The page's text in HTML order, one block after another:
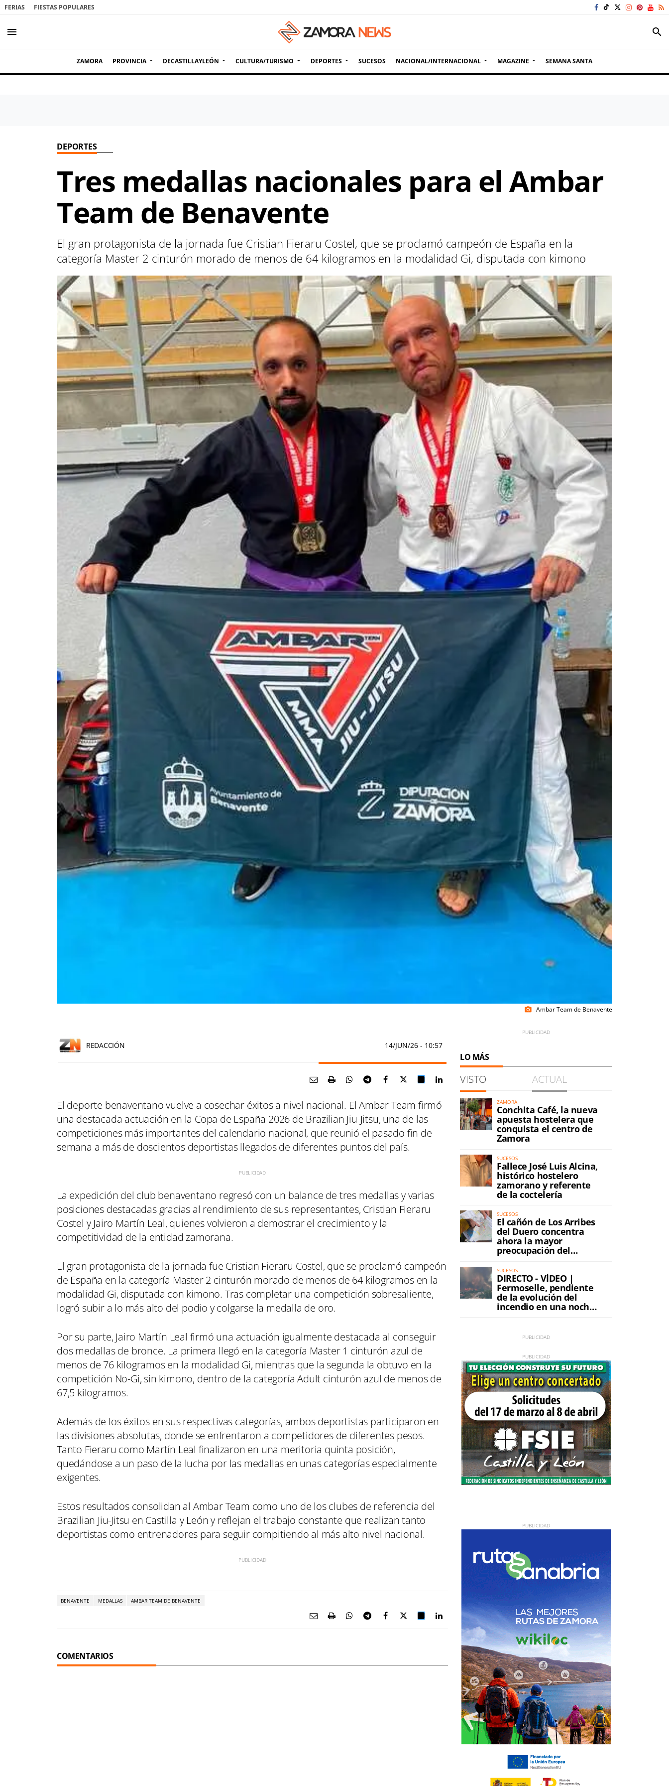
FERIAS FIESTAS POPULARES
menu search
ZAMORA PROVINCIA DECASTILLAYLEÓN CULTURA/TURISMO DEPORTES SUCESOS NACIONAL/INTERNACIONAL MAGAZINE SEMANA SANTA
DEPORTES
Tres medallas nacionales para el Ambar
Team de Benavente
El gran protagonista de la jornada fue Cristian Fieraru Costel, que se proclamó campeón de España en la
categoría Master 2 cinturón morado de menos de 64 kilogramos en la modalidad Gi, disputada con kimono
photo_camera Ambar Team de Benavente
REDACCIÓN 14/JUN/26 - 10:57
El deporte benaventano vuelve a cosechar éxitos a nivel nacional. El Ambar Team firmó
una destacada actuación en la Copa de España 2026 de Brazilian Jiu-Jitsu, una de las
competiciones más importantes del calendario nacional, que reunió el pasado fin de
semana a más de doscientos deportistas llegados de diferentes puntos del país.
La expedición del club benaventano regresó con un balance de tres medallas y varias
posiciones destacadas gracias al rendimiento de sus representantes, Cristian Fieraru
Costel y Jairo Martín Leal, quienes volvieron a demostrar el crecimiento y la
competitividad de la entidad zamorana.
El gran protagonista de la jornada fue Cristian Fieraru Costel, que se proclamó campeón
de España en la categoría Master 2 cinturón morado de menos de 64 kilogramos en la
modalidad Gi, disputada con kimono. Tras completar una competición sobresaliente,
logró subir a lo más alto del podio y colgarse la medalla de oro.
Por su parte, Jairo Martín Leal firmó una actuación igualmente destacada al conseguir
dos medallas de bronce. La primera llegó en la categoría Master 1 cinturón azul de
menos de 76 kilogramos en la modalidad Gi, mientras que la segunda la obtuvo en la
competición No-Gi, sin kimono, dentro de la categoría Adult cinturón azul de menos de
67,5 kilogramos.
Además de los éxitos en sus respectivas categorías, ambos deportistas participaron en
las divisiones absolutas, donde se enfrentaron a competidores de diferentes pesos.
Tanto Fieraru como Martín Leal finalizaron en una meritoria quinta posición,
quedándose a un paso de la lucha por las medallas en unas categorías especialmente
exigentes.
Estos resultados consolidan al Ambar Team como uno de los clubes de referencia del
Brazilian Jiu-Jitsu en Castilla y León y reflejan el trabajo constante que realizan tanto
deportistas como entrenadores para seguir compitiendo al más alto nivel nacional.
BENAVENTE MEDALLAS AMBAR TEAM DE BENAVENTE
COMENTARIOS
LO MÁS
VISTO ACTUAL
ZAMORA
Conchita Café, la nueva
apuesta hostelera que
conquista el centro de
Zamora
SUCESOS
Fallece José Luis Alcina,
histórico hostelero
zamorano y referente
de la coctelería
SUCESOS
El cañón de Los Arribes
del Duero concentra
ahora la mayor
preocupación del
incendio
SUCESOS
DIRECTO - VÍDEO |
Fermoselle, pendiente
de la evolución del
incendio en una noche